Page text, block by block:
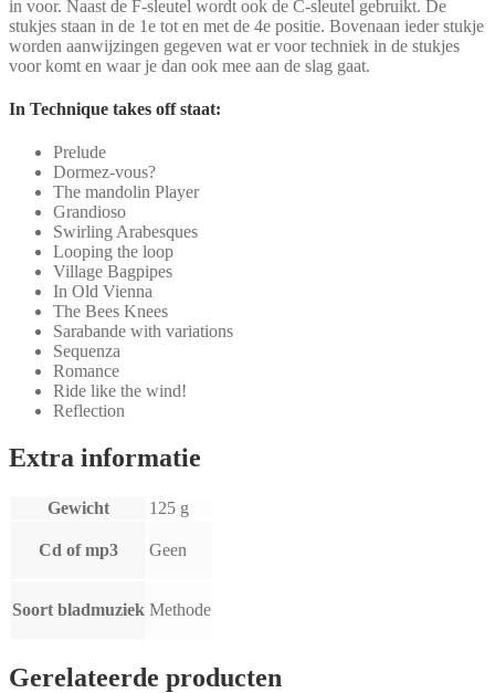
in voor. Naast de F-sleutel wordt ook de C-sleutel gebruikt. De
stukjes staan in de 1e tot en met de 4e positie. Bovenaan ieder stukje
worden aanwijzingen gegeven wat er voor techniek in de stukjes
voor komt en waar je dan ook mee aan de slag gaat.
In Technique takes off staat:
Prelude
Dormez-vous?
The mandolin Player
Grandioso
Swirling Arabesques
Looping the loop
Village Bagpipes
In Old Vienna
The Bees Knees
Sarabande with variations
Sequenza
Romance
Ride like the wind!
Reflection
Extra informatie
Gewicht 125 g
Cd of mp3 Geen
Soort bladmuziek Methode
Gerelateerde producten